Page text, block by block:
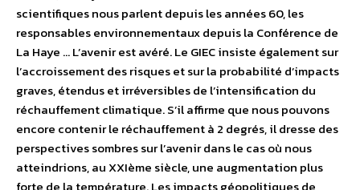
scientifiques nous parlent depuis les années 60, les
responsables environnementaux depuis la Conférence de
La Haye … L’avenir est avéré. Le GIEC insiste également sur
l’accroissement des risques et sur la probabilité d’impacts
graves, étendus et irréversibles de l’intensification du
réchauffement climatique. S’il affirme que nous pouvons
encore contenir le réchauffement à 2 degrés, il dresse des
perspectives sombres sur l’avenir dans le cas où nous
atteindrions, au XXIème siècle, une augmentation plus